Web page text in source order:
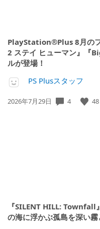
PlayStation®Plus 8月の
2 ステイ ヒューマン』『
ルが登場！
PS Plusスタッフ
公
2026年7月29日 4 48
『SILENT HILL: Townfall
の海に浮かぶ孤島を深い